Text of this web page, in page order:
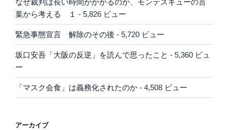
葉から考える １ - 5,826 ビュー
緊急事態宣言 解除のその後 - 5,720 ビュー
坂口安吾「大阪の反逆」を読んで思ったこと - 5,360 ビュ
ー
「マスク会食」は義務化されたのか - 4,508 ビュー
アーカイブ